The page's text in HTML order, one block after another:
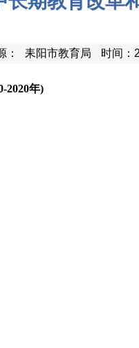
： 耒阳市教育局 时间：
2020年)